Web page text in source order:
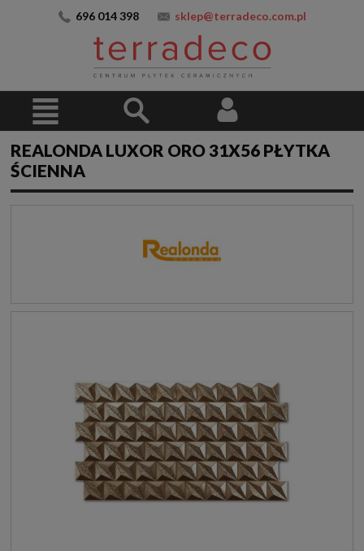
696 014 398 sklep@terradeco.com.pl
REALONDA LUXOR ORO 31X56 PŁYTKA
ŚCIENNA